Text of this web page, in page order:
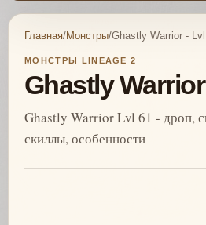
Главная/Монстры/Ghastly Warrior - Lvl
МОНСТРЫ LINEAGE 2
Ghastly
Ghastly Warrior Lvl 61 - дроп,
скиллы, особенности